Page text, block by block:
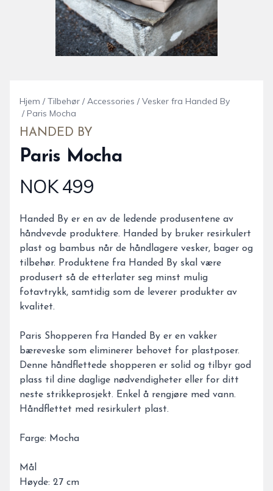
Hjem / Tilbehør / Accessories / Vesker fra Handed By
/ Paris Mocha
HANDED BY
Paris Mocha
Produktdetaljer
NOK 499
Description
Handed By er en av de ledende produsentene av
håndvevde produktere. Handed by bruker resirkulert
plast og bambus når de håndlagere vesker, bager og
tilbehør. Produktene fra Handed By skal være
produsert så de etterlater seg minst mulig
fotavtrykk, samtidig som de leverer produkter av
kvalitet.
Paris Shopperen fra Handed By er en vakker
bæreveske som eliminerer behovet for plastposer.
Denne håndflettede shopperen er solid og tilbyr god
plass til dine daglige nødvendigheter eller for ditt
neste strikkeprosjekt. Enkel å rengjøre med vann.
Håndflettet med resirkulert plast.
Farge: Mocha
Mål
Høyde: 27 cm